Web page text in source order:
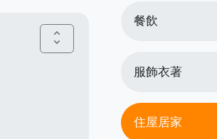
unfold_more
餐飲
服飾衣著
住屋居家